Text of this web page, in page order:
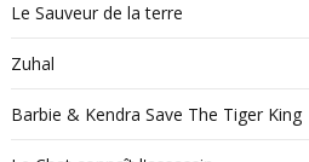
Le Sauveur de la terre
Zuhal
Barbie & Kendra Save The Tiger King